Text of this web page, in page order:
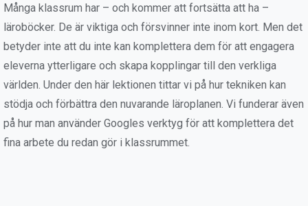
Många klassrum har – och kommer att fortsätta att ha –
läroböcker. De är viktiga och försvinner inte inom kort. Men det
betyder inte att du inte kan komplettera dem för att engagera
eleverna ytterligare och skapa kopplingar till den verkliga
världen. Under den här lektionen tittar vi på hur tekniken kan
stödja och förbättra den nuvarande läroplanen. Vi funderar även
på hur man använder Googles verktyg för att komplettera det
fina arbete du redan gör i klassrummet.